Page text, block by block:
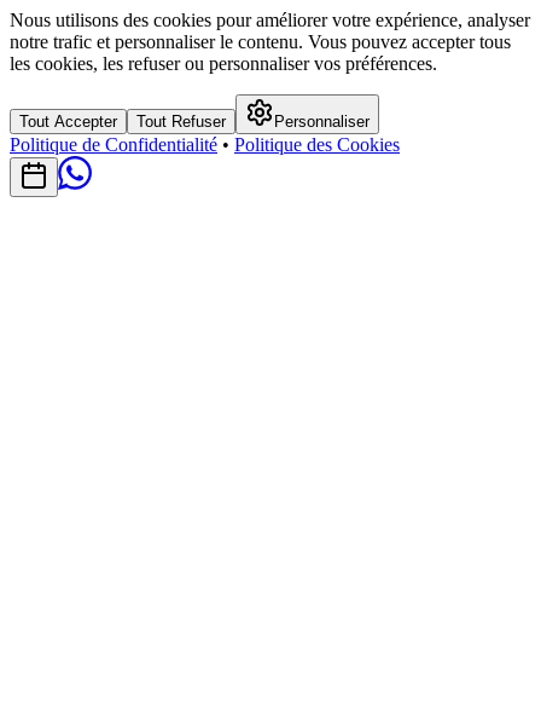
Nous utilisons des cookies pour améliorer votre expérience, analyser
notre trafic et personnaliser le contenu. Vous pouvez accepter tous
les cookies, les refuser ou personnaliser vos préférences.
Tout Accepter Tout Refuser Personnaliser
Politique de Confidentialité • Politique des Cookies